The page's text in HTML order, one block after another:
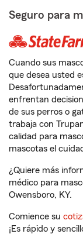
Seguro para
Cuando sus
que desea usted
enfrentan
de sus perros o
trabaja con
calidad para
mascotas el
¿Quiere más
médico para
Owensboro, KY.
Comience su
¡Es rápido y